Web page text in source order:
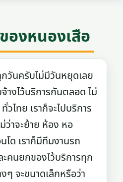
องหนองเสือ
นครับไม่มีวันหยุดเลย
างไว้บริการกันตลอด ไม่
วไทย เราก็จะไปบริการ
ว่าจะย้าย ห้อง หอ
ด เราก็มีทีมงานรถ
คนยกของไว้บริการทุก
ๆ จะขนาดเล็กหรือว่า